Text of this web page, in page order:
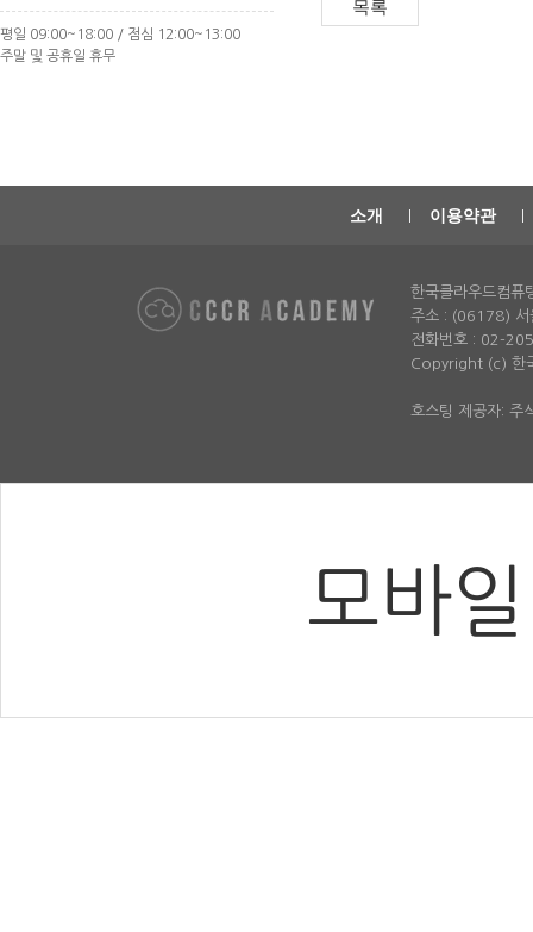
평일 09:00~18:00 / 점심 12:00~13:00
주말 및 공휴일 휴무
소개 이용약관
한국클라우드컴퓨
주소 : (06178) 서
전화번호 : 02-
Copyright (c) 한
호스팅 제공자: 주
모바